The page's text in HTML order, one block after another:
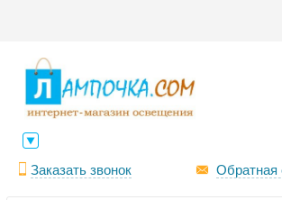
Заказать звонок Обратная